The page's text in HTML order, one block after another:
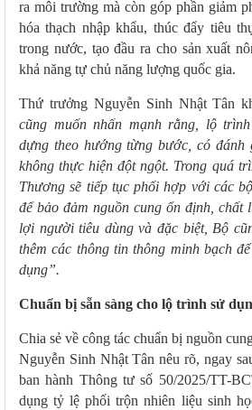
ra môi trường mà còn góp phần giảm
hóa thạch nhập khẩu, thúc đẩy tiêu
trong nước, tạo đầu ra cho sản xuất
khả năng tự chủ năng lượng quốc gia.
Thứ trưởng Nguyễn Sinh Nhật Tân
cũng muốn nhấn mạnh rằng, lộ
dựng theo hướng từng bước, có đánh
không thực hiện đột ngột. Trong quá
Thương sẽ tiếp tục phối hợp với các
để bảo đảm nguồn cung ổn định, chất
lợi người tiêu dùng và đặc biệt, Bộ
thêm các thông tin thông minh bạch
dụng”.
Chuẩn bị sẵn sàng cho lộ trình sử
Chia sẻ về công tác chuẩn bị nguồn
Nguyễn Sinh Nhật Tân nêu rõ, ngay
ban hành Thông tư số 50/2025/TT-
dụng tỷ lệ phối trộn nhiên liệu sinh